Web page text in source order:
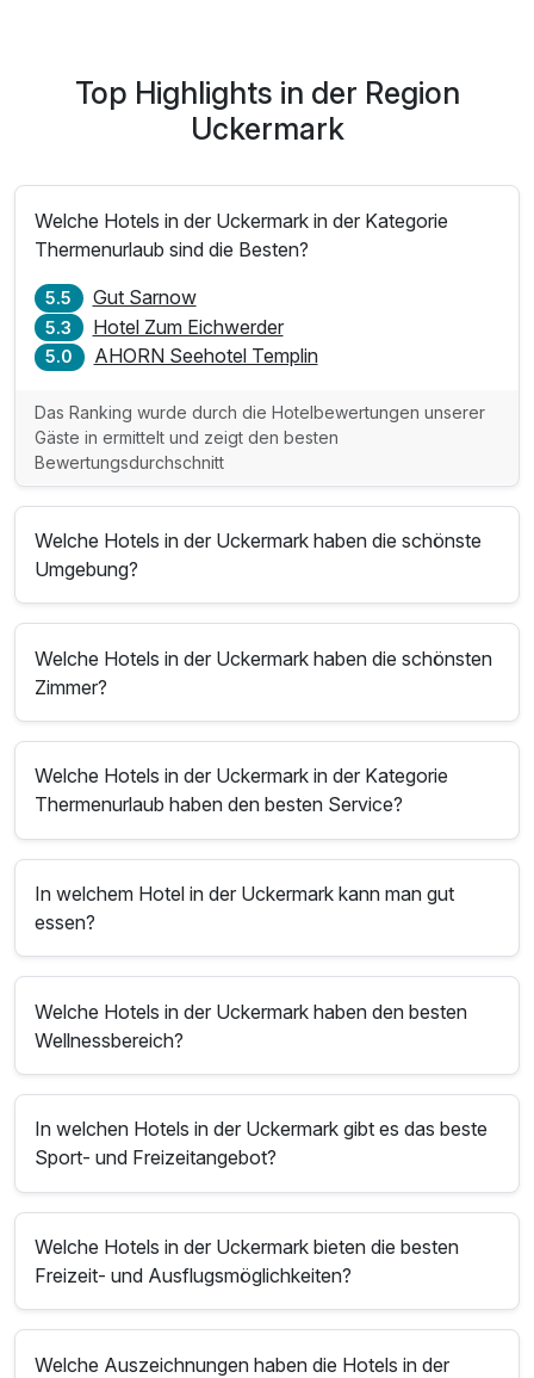
Top Highlights in der Region
Uckermark
Welche Hotels in der Uckermark in der Kategorie
Thermenurlaub sind die Besten?
5.5 Gut Sarnow
5.3 Hotel Zum Eichwerder
5.0 AHORN Seehotel Templin
Das Ranking wurde durch die Hotelbewertungen unserer
Gäste in ermittelt und zeigt den besten
Bewertungsdurchschnitt
Welche Hotels in der Uckermark haben die schönste
Umgebung?
Welche Hotels in der Uckermark haben die schönsten
Zimmer?
Welche Hotels in der Uckermark in der Kategorie
Thermenurlaub haben den besten Service?
In welchem Hotel in der Uckermark kann man gut
essen?
Welche Hotels in der Uckermark haben den besten
Wellnessbereich?
In welchen Hotels in der Uckermark gibt es das beste
Sport- und Freizeitangebot?
Welche Hotels in der Uckermark bieten die besten
Freizeit- und Ausflugsmöglichkeiten?
Welche Auszeichnungen haben die Hotels in der